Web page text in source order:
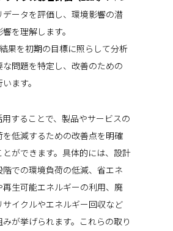
データを評価し、環境影響の潜
を理解します。
結果を初期の目標に照らして分析
な問題を特定し、改善のための
ます。
用することで、製品やサービスの
を低減するための改善点を明確
とができます。具体的には、設計
階での環境負荷の低減、省エネ
再生可能エネルギーの利用、廃
サイクルやエネルギー回収など
みが挙げられます。これらの取り